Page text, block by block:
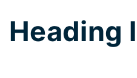
Heading